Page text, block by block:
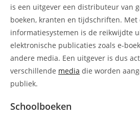
is een uitgever een distributeur van
boeken, kranten en tijdschriften. Met
informatiesystemen is de reikwijdte
elektronische publicaties zoals e-
andere media. Een uitgever is dus
verschillende media die worden
publiek.
Schoolboeken